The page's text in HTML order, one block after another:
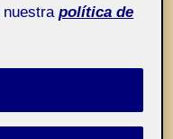
nuestra política de